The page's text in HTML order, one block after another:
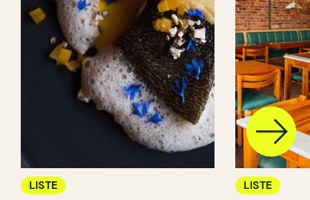
LISTE LISTE